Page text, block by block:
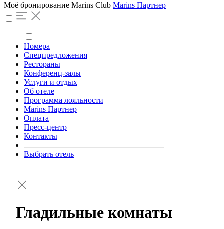
Моё бронирование Marins Club Marins Партнер
Номера
Спецпредложения
Рестораны
Конференц-залы
Услуги и отдых
Об отеле
Программа лояльности
Marins Партнер
Оплата
Пресс-центр
Контакты
Выбрать отель
Гладильные комнаты